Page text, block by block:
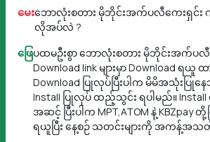
မေးဘောလုံးစတား မိုဘိုင်းအက်ပလီကေးရှင်း
လိုအပ်လဲ ?
ဖြေပထမဦးစွာ ဘောလုံးစတား မိုဘိုင်းအက်ပ
Download link များမှာ Download ရယူ
Download ပြုလုပ်ပြီးပါက မိမိအသုံးပြု
Install ပြုလုပ် ထည့်သွင်း ရပါမည်။
အဆင့် ပြီးပါက MPT,ATOM နဲ့ KBZpay
ရယူပြီး နေ့စဉ် သတင်းများကို အကန့်အသတ်